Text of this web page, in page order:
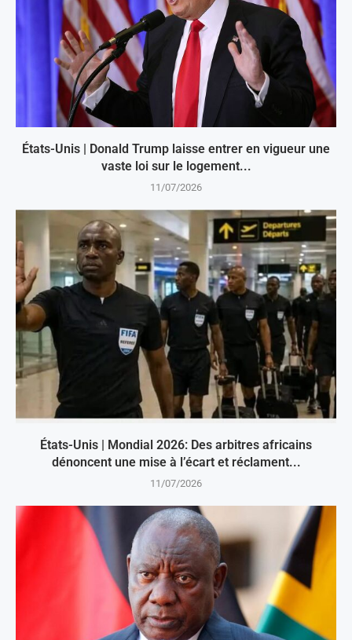
États-Unis | Donald Trump laisse entrer en vigueur une
vaste loi sur le logement...
11/07/2026
États-Unis | Mondial 2026: Des arbitres africains
dénoncent une mise à l’écart et réclament...
11/07/2026